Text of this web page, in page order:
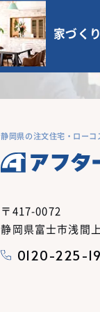
家づく
静岡県の注文住宅・ロー
〒417-0072
静岡県富士市浅間
0120-225-